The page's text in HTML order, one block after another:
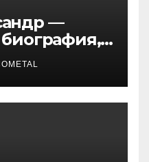
—
о жене,
жизнь
дети